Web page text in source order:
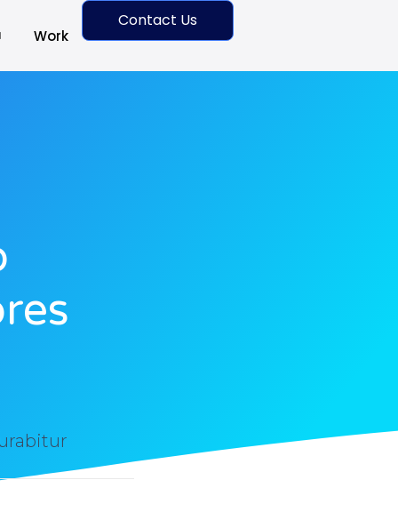
Work
Contact Us